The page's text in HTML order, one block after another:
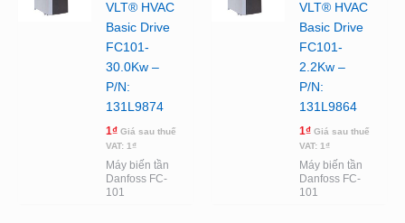
VLT® HVAC
Basic Drive
FC101-
30.0Kw –
P/N:
131L9874
1₫ Giá sau thuế
VAT: 1₫
Máy biến tần
Danfoss FC-
101
VLT® HVAC
Basic Drive
FC101-
2.2Kw –
P/N:
131L9864
1₫ Giá sau thuế
VAT: 1₫
Máy biến tần
Danfoss FC-
101